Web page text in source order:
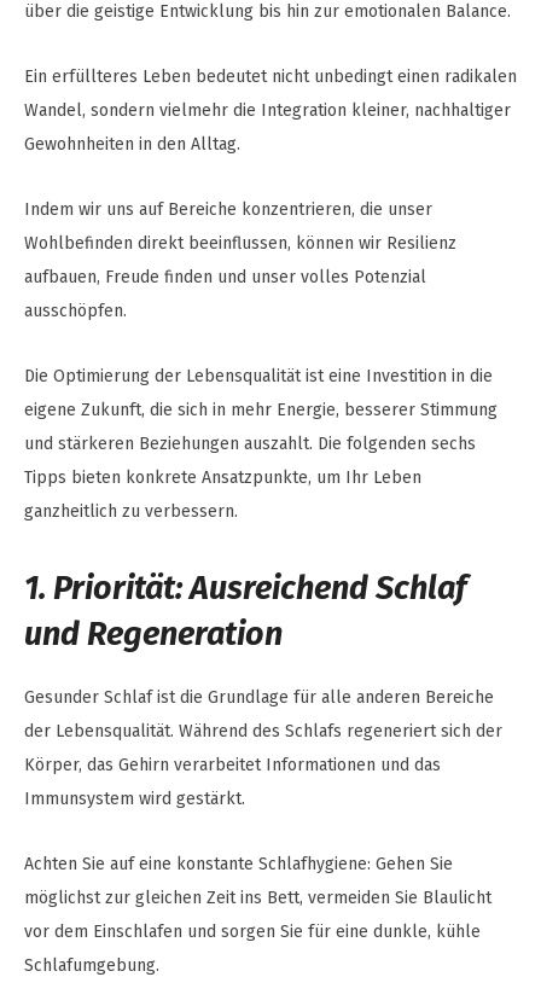
über die geistige Entwicklung bis hin zur emotionalen Balance.
Ein erfüllteres Leben bedeutet nicht unbedingt einen radikalen
Wandel, sondern vielmehr die Integration kleiner, nachhaltiger
Gewohnheiten in den Alltag.
Indem wir uns auf Bereiche konzentrieren, die unser
Wohlbefinden direkt beeinflussen, können wir Resilienz
aufbauen, Freude finden und unser volles Potenzial
ausschöpfen.
Die Optimierung der Lebensqualität ist eine Investition in die
eigene Zukunft, die sich in mehr Energie, besserer Stimmung
und stärkeren Beziehungen auszahlt. Die folgenden sechs
Tipps bieten konkrete Ansatzpunkte, um Ihr Leben
ganzheitlich zu verbessern.
1. Priorität: Ausreichend Schlaf
und Regeneration
Gesunder Schlaf ist die Grundlage für alle anderen Bereiche
der Lebensqualität. Während des Schlafs regeneriert sich der
Körper, das Gehirn verarbeitet Informationen und das
Immunsystem wird gestärkt.
Achten Sie auf eine konstante Schlafhygiene: Gehen Sie
möglichst zur gleichen Zeit ins Bett, vermeiden Sie Blaulicht
vor dem Einschlafen und sorgen Sie für eine dunkle, kühle
Schlafumgebung.